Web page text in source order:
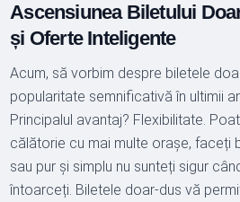
Ascensiunea Biletului
și Oferte Inteligente
Acum, să vorbim despre biletele
popularitate semnificativă în ultimii
Principalul avantaj? Flexibilitate.
călătorie cu mai multe orașe, faceți
sau pur și simplu nu sunteți sigur
întoarceți. Biletele doar-dus vă